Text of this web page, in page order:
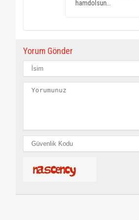
hamdolsun...
Yorum Gönder